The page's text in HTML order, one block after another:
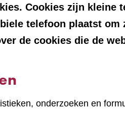
Cookies zijn kleine
telefoon plaatst om
de cookies die de
onderzoeken en